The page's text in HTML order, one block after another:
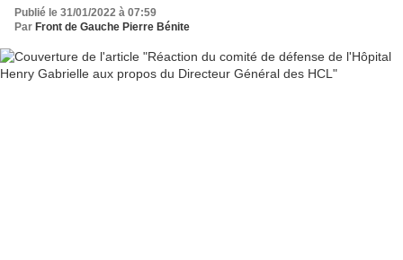
Publié le 31/01/2022 à 07:59
Par Front de Gauche Pierre Bénite